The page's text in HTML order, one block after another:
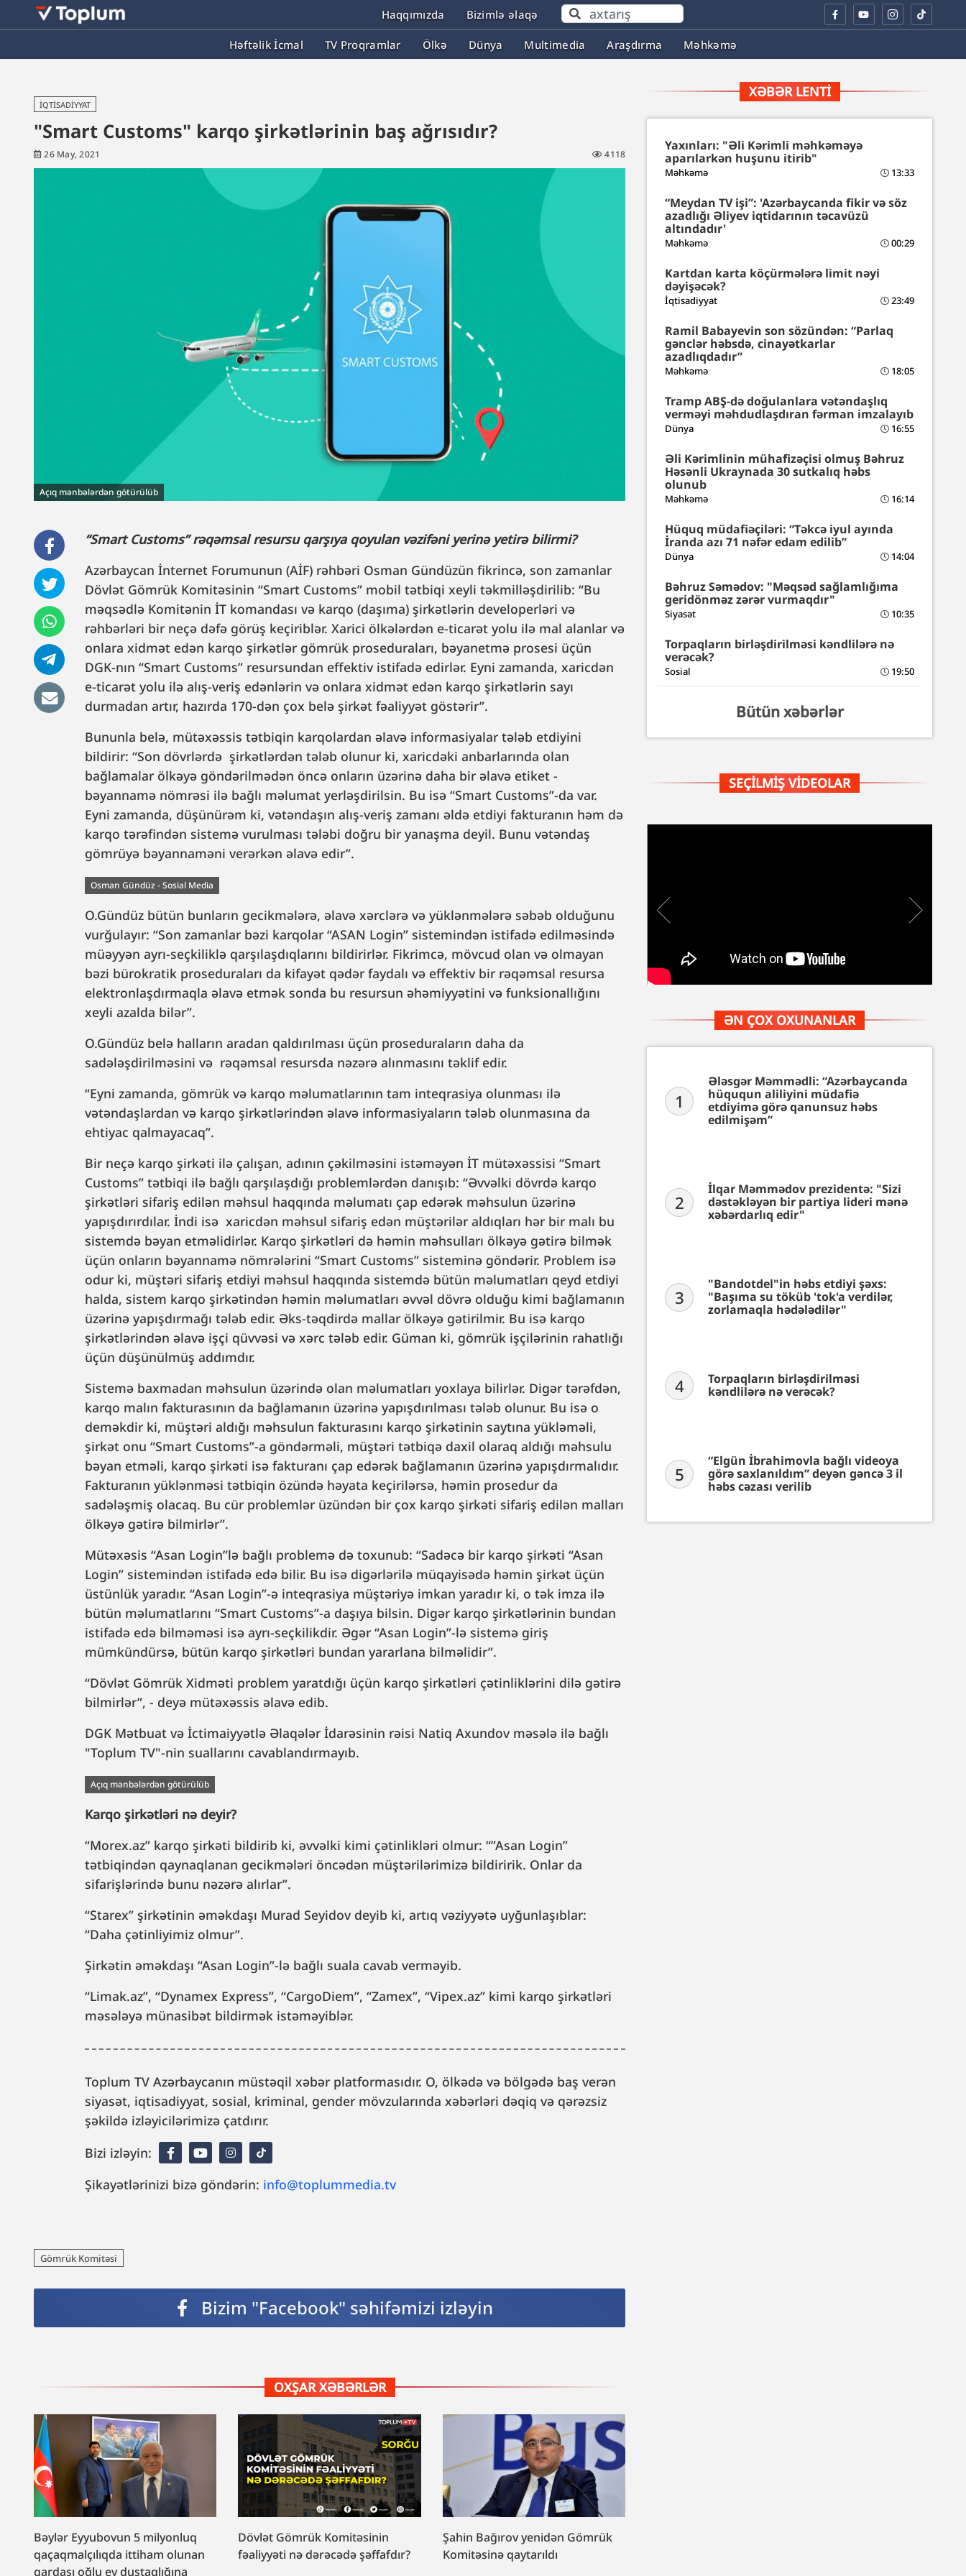
Haqqımızda Bizimlə əlaqə
Həftəlik İcmal TV Proqramlar Ölkə Dünya Multimedia Araşdırma Məhkəmə
İQTISADIYYAT
"Smart Customs" karqo şirkətlərinin baş ağrısıdır?
26 May, 2021 4118
Açıq mənbələrdən götürülüb
“Smart Customs” rəqəmsal resursu qarşıya qoyulan vəzifəni yerinə yetirə bilirmi?
Azərbaycan İnternet Forumunun (AİF) rəhbəri Osman Gündüzün fikrincə, son zamanlar
Dövlət Gömrük Komitəsinin “Smart Customs” mobil tətbiqi xeyli təkmilləşdirilib: “Bu
məqsədlə Komitənin İT komandası və karqo (daşıma) şirkətlərin developerləri və
rəhbərləri bir neçə dəfə görüş keçiriblər. Xarici ölkələrdən e-ticarət yolu ilə mal alanlar və
onlara xidmət edən karqo şirkətlər gömrük proseduraları, bəyanetmə prosesi üçün
DGK-nın “Smart Customs” resursundan effektiv istifadə edirlər. Eyni zamanda, xaricdən
e-ticarət yolu ilə alış-veriş edənlərin və onlara xidmət edən karqo şirkətlərin sayı
durmadan artır, hazırda 170-dən çox belə şirkət fəaliyyət göstərir”.
Bununla belə, mütəxəssis tətbiqin karqolardan əlavə informasiyalar tələb etdiyini
bildirir: “Son dövrlərdə şirkətlərdən tələb olunur ki, xaricdəki anbarlarında olan
bağlamalar ölkəyə göndərilmədən öncə onların üzərinə daha bir əlavə etiket -
bəyannamə nömrəsi ilə bağlı məlumat yerləşdirilsin. Bu isə “Smart Customs”-da var.
Eyni zamanda, düşünürəm ki, vətəndaşın alış-veriş zamanı əldə etdiyi fakturanın həm də
karqo tərəfindən sistemə vurulması tələbi doğru bir yanaşma deyil. Bunu vətəndaş
gömrüyə bəyannaməni verərkən əlavə edir”.
Osman Gündüz - Sosial Media
O.Gündüz bütün bunların gecikmələrə, əlavə xərclərə və yüklənmələrə səbəb olduğunu
vurğulayır: “Son zamanlar bəzi karqolar “ASAN Login” sistemindən istifadə edilməsində
müəyyən ayrı-seçkiliklə qarşılaşdıqlarını bildirirlər. Fikrimcə, mövcud olan və olmayan
bəzi bürokratik proseduraları da kifayət qədər faydalı və effektiv bir rəqəmsal resursa
elektronlaşdırmaqla əlavə etmək sonda bu resursun əhəmiyyətini və funksionallığını
xeyli azalda bilər”.
O.Gündüz belə halların aradan qaldırılması üçün proseduraların daha da
sadələşdirilməsini və rəqəmsal resursda nəzərə alınmasını təklif edir.
“Eyni zamanda, gömrük və karqo məlumatlarının tam inteqrasiya olunması ilə
vətəndaşlardan və karqo şirkətlərindən əlavə informasiyaların tələb olunmasına da
ehtiyac qalmayacaq”.
Bir neçə karqo şirkəti ilə çalışan, adının çəkilməsini istəməyən İT mütəxəssisi “Smart
Customs” tətbiqi ilə bağlı qarşılaşdığı problemlərdən danışıb: “Əvvəlki dövrdə karqo
şirkətləri sifariş edilən məhsul haqqında məlumatı çap edərək məhsulun üzərinə
yapışdırırdılar. İndi isə xaricdən məhsul sifariş edən müştərilər aldıqları hər bir malı bu
sistemdə bəyan etməlidirlər. Karqo şirkətləri də həmin məhsulları ölkəyə gətirə bilmək
üçün onların bəyannamə nömrələrini “Smart Customs” sisteminə göndərir. Problem isə
odur ki, müştəri sifariş etdiyi məhsul haqqında sistemdə bütün məlumatları qeyd etdiyi
halda, sistem karqo şirkətindən həmin məlumatları əvvəl dövrə olduğu kimi bağlamanın
üzərinə yapışdırmağı tələb edir. Əks-təqdirdə mallar ölkəyə gətirilmir. Bu isə karqo
şirkətlərindən əlavə işçi qüvvəsi və xərc tələb edir. Güman ki, gömrük işçilərinin rahatlığı
üçün düşünülmüş addımdır.
Sistemə baxmadan məhsulun üzərində olan məlumatları yoxlaya bilirlər. Digər tərəfdən,
karqo malın fakturasının da bağlamanın üzərinə yapışdırılması tələb olunur. Bu isə o
deməkdir ki, müştəri aldığı məhsulun fakturasını karqo şirkətinin saytına yükləməli,
şirkət onu “Smart Customs”-a göndərməli, müştəri tətbiqə daxil olaraq aldığı məhsulu
bəyan etməli, karqo şirkəti isə fakturanı çap edərək bağlamanın üzərinə yapışdırmalıdır.
Fakturanın yüklənməsi tətbiqin özündə həyata keçirilərsə, həmin prosedur da
sadələşmiş olacaq. Bu cür problemlər üzündən bir çox karqo şirkəti sifariş edilən malları
ölkəyə gətirə bilmirlər”.
Mütəxəsis “Asan Login”lə bağlı problemə də toxunub: “Sadəcə bir karqo şirkəti “Asan
Login” sistemindən istifadə edə bilir. Bu isə digərlərilə müqayisədə həmin şirkət üçün
üstünlük yaradır. “Asan Login”-ə inteqrasiya müştəriyə imkan yaradır ki, o tək imza ilə
bütün məlumatlarını “Smart Customs”-a daşıya bilsin. Digər karqo şirkətlərinin bundan
istifadə edə bilməməsi isə ayrı-seçkilikdir. Əgər “Asan Login”-lə sistemə giriş
mümkündürsə, bütün karqo şirkətləri bundan yararlana bilməlidir”.
“Dövlət Gömrük Xidməti problem yaratdığı üçün karqo şirkətləri çətinliklərini dilə gətirə
bilmirlər”, - deyə mütəxəssis əlavə edib.
DGK Mətbuat və İctimaiyyətlə Əlaqələr İdarəsinin rəisi Natiq Axundov məsələ ilə bağlı
"Toplum TV"-nin suallarını cavablandırmayıb.
Açıq mənbələrdən götürülüb
Karqo şirkətləri nə deyir?
“Morex.az” karqo şirkəti bildirib ki, əvvəlki kimi çətinlikləri olmur: “”Asan Login”
tətbiqindən qaynaqlanan gecikmələri öncədən müştərilərimizə bildiririk. Onlar da
sifarişlərində bunu nəzərə alırlar”.
“Starex” şirkətinin əməkdaşı Murad Seyidov deyib ki, artıq vəziyyətə uyğunlaşıblar:
“Daha çətinliyimiz olmur”.
Şirkətin əməkdaşı “Asan Login”-lə bağlı suala cavab verməyib.
“Limak.az”, “Dynamex Express”, “CargoDiem”, “Zamex”, “Vipex.az” kimi karqo şirkətləri
məsələyə münasibət bildirmək istəməyiblər.
Toplum TV Azərbaycanın müstəqil xəbər platformasıdır. O, ölkədə və bölgədə baş verən
siyasət, iqtisadiyyat, sosial, kriminal, gender mövzularında xəbərləri dəqiq və qərəzsiz
şəkildə izləyicilərimizə çatdırır.
Bizi izləyin:
Şikayətlərinizi bizə göndərin: info@toplummedia.tv
Gömrük Komitəsi
Bizim "Facebook" səhifəmizi izləyin
OXŞAR XƏBƏRLƏR
Bəylər Eyyubovun 5 milyonluq
qaçaqmalçılıqda ittiham olunan
qardaşı oğlu ev dustaqlığına
Dövlət Gömrük Komitəsinin
fəaliyyəti nə dərəcədə şəffafdır?
Şahin Bağırov yenidən Gömrük
Komitəsinə qaytarıldı
XƏBƏR LENTI
Yaxınları: "Əli Kərimli məhkəməyə
aparılarkən huşunu itirib"
Məhkəmə 13:33
“Meydan TV işi”: 'Azərbaycanda fikir və söz
azadlığı Əliyev iqtidarının təcavüzü
altındadır'
Məhkəmə 00:29
Kartdan karta köçürmələrə limit nəyi
dəyişəcək?
İqtisadiyyat 23:49
Ramil Babayevin son sözündən: “Parlaq
gənclər həbsdə, cinayətkarlar
azadlıqdadır”
Məhkəmə 18:05
Tramp ABŞ-də doğulanlara vətəndaşlıq
verməyi məhdudlaşdıran fərman imzalayıb
Dünya 16:55
Əli Kərimlinin mühafizəçisi olmuş Bəhruz
Həsənli Ukraynada 30 sutkalıq həbs
olunub
Məhkəmə 16:14
Hüquq müdafiəçiləri: “Təkcə iyul ayında
İranda azı 71 nəfər edam edilib”
Dünya 14:04
Bəhruz Səmədov: "Məqsəd sağlamlığıma
geridönməz zərər vurmaqdır"
Siyasət 10:35
Torpaqların birləşdirilməsi kəndlilərə nə
verəcək?
Sosial 19:50
Bütün xəbərlər
SEÇILMIŞ VIDEOLAR
ƏN ÇOX OXUNANLAR
1
Ələsgər Məmmədli: “Azərbaycanda
hüququn aliliyini müdafiə
etdiyimə görə qanunsuz həbs
edilmişəm”
2
İlqar Məmmədov prezidentə: "Sizi
dəstəkləyən bir partiya lideri mənə
xəbərdarlıq edir"
3
"Bandotdel"in həbs etdiyi şəxs:
"Başıma su töküb 'tok'a verdilər,
zorlamaqla hədələdilər"
4
Torpaqların birləşdirilməsi
kəndlilərə nə verəcək?
5
“Elgün İbrahimovla bağlı videoya
görə saxlanıldım” deyən gəncə 3 il
həbs cəzası verilib